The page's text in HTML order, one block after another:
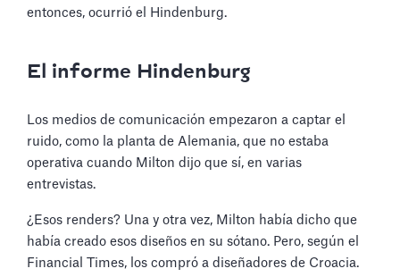
entonces, ocurrió el Hindenburg.
El informe Hindenburg
Los medios de comunicación empezaron a captar el
ruido, como la planta de Alemania, que no estaba
operativa cuando Milton dijo que sí, en varias
entrevistas.
¿Esos renders? Una y otra vez, Milton había dicho que
había creado esos diseños en su sótano. Pero, según el
Financial Times, los compró a diseñadores de Croacia.